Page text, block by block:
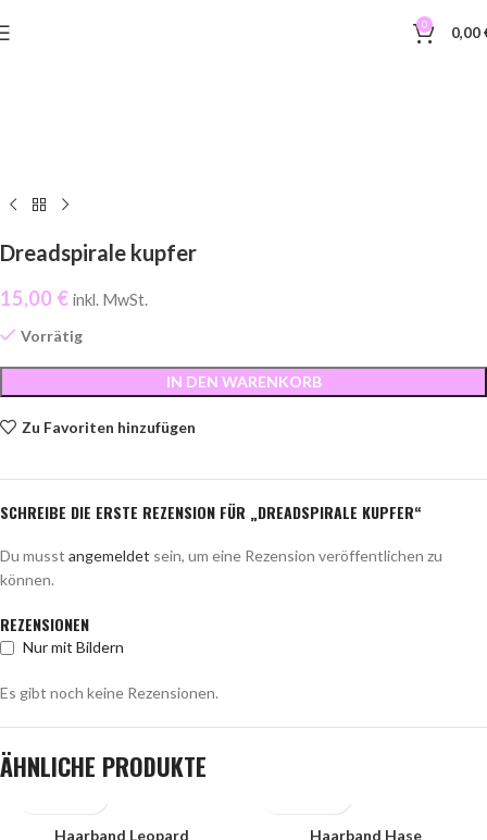
0 0,00
Dreadspirale kupfer
15,00 € inkl. MwSt.
Vorrätig
IN DEN WARENKORB
Zu Favoriten hinzufügen
REZENSIONEN
Nur mit Bildern
Es gibt noch keine Rezensionen.
SCHREIBE DIE ERSTE REZENSION FÜR „DREADSPIRALE KUPFER“
Du musst angemeldet sein, um eine Rezension veröffentlichen zu
können.
ÄHNLICHE PRODUKTE
Haarband Leopard AUSVERKAUFTHaarband Hase